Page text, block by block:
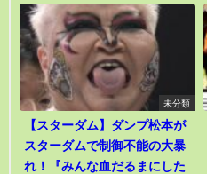
未分類
【スターダム】ダンプ松本が
スターダムで制御不能の大暴
れ！『みんな血だるまにした